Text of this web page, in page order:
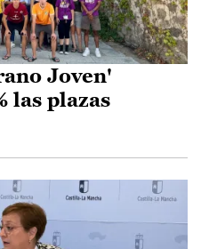
Joven'
las plazas